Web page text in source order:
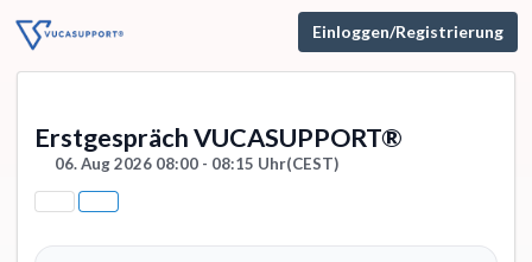
Einloggen/Registrierung
Erstgespräch VUCASUPPORT®
06. Aug 2026 08:00 - 08:15 Uhr(CEST)